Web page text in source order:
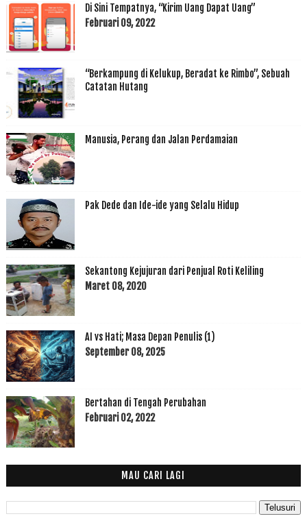
Di Sini Tempatnya, “Kirim Uang Dapat Uang”
Februari 09, 2022
“Berkampung di Kelukup, Beradat ke Rimbo”, Sebuah
Catatan Hutang
Manusia, Perang dan Jalan Perdamaian
Pak Dede dan Ide-ide yang Selalu Hidup
Sekantong Kejujuran dari Penjual Roti Keliling
Maret 08, 2020
AI vs Hati; Masa Depan Penulis (1)
September 08, 2025
Bertahan di Tengah Perubahan
Februari 02, 2022
MAU CARI LAGI